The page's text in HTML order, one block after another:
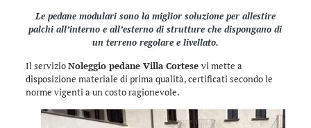
Le pedane modulari sono la miglior soluzione per allestire
palchi all’interno e all’esterno di strutture che dispongano di
un terreno regolare e livellato.
Il servizioNoleggio pedane Villa Cortese vi mette a
disposizione materiale di prima qualità, certificati secondo le
norme vigenti a un costo ragionevole.